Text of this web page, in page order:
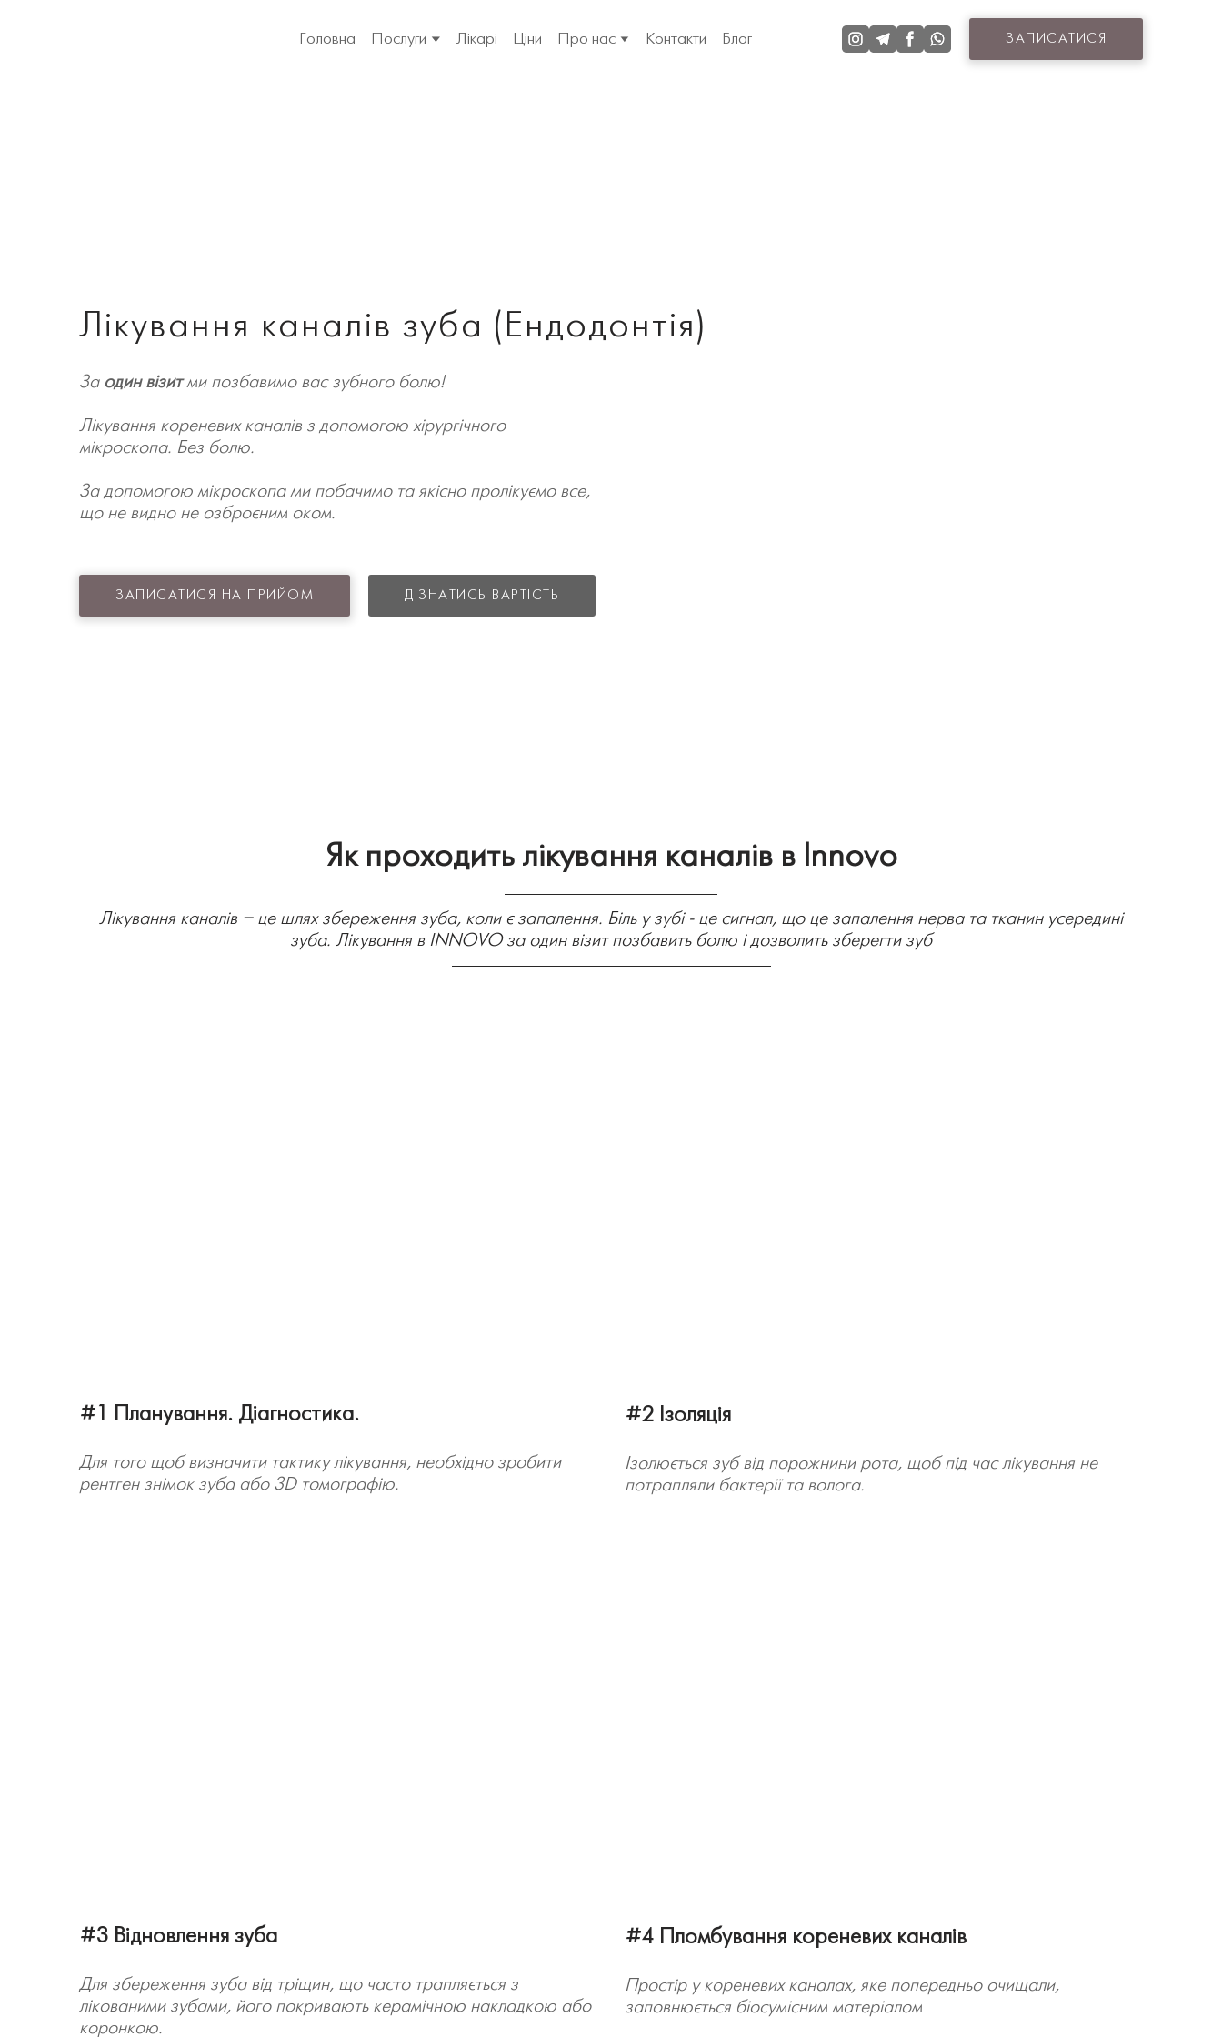
Головна Послуги Лікарі Ціни Про нас Контакти Блог ЗАПИСАТИСЯ
Лікування каналів зуба (Ендодонтія)
За один візитми позбавимо вас зубного болю!
Лікування кореневих каналів з допомогою хірургічного
мікроскопа. Без болю.
За допомогою мікроскопа ми побачимо та якісно пролікуємо все,
що не видно не озброєним оком.
ЗАПИСАТИСЯ НА ПРИЙОМ ДІЗНАТИСЬ ВАРТІСТЬ
Як проходить лікування каналів в Innovo
Лікування каналів – це шлях збереження зуба, коли є запалення. Біль у зубі - це сигнал, що це запалення нерва та тканин усередині
зуба. Лікування в INNOVO за один візит позбавить болю і дозволить зберегти зуб
#1 Планування. Діагностика.
Для того щоб визначити тактику лікування, необхідно зробити
рентген знімок зуба або 3D томографію.
#2 Ізоляція
Ізолюється зуб від порожнини рота, щоб під час лікування не
потрапляли бактерії та волога.
#3 Відновлення зуба
Для збереження зуба від тріщин, що часто трапляється з
лікованими зубами, його покривають керамічною накладкою або
коронкою.
#4 Пломбування кореневих каналів
Простір у кореневих каналах, яке попередньо очищали,
заповнюється біосумісним матеріалом